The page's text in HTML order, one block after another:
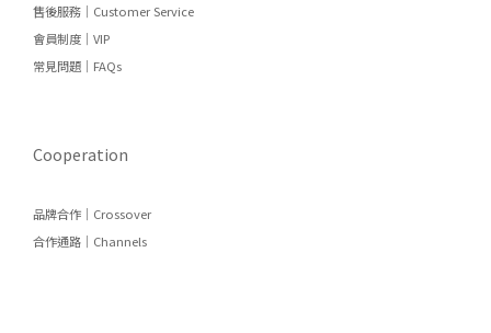
售後服務｜Customer Service
會員制度｜VIP
常見問題｜FAQs
Cooperation
品牌合作｜Crossover
合作通路｜Channels